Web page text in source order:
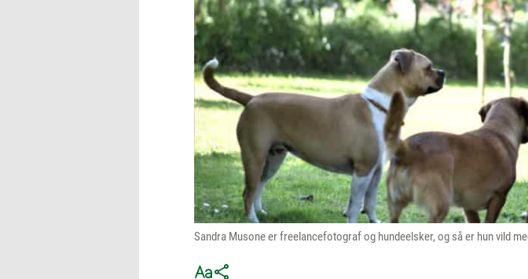
Sandra Musone er freelancefotograf og hundeelsker, og så er hun vild